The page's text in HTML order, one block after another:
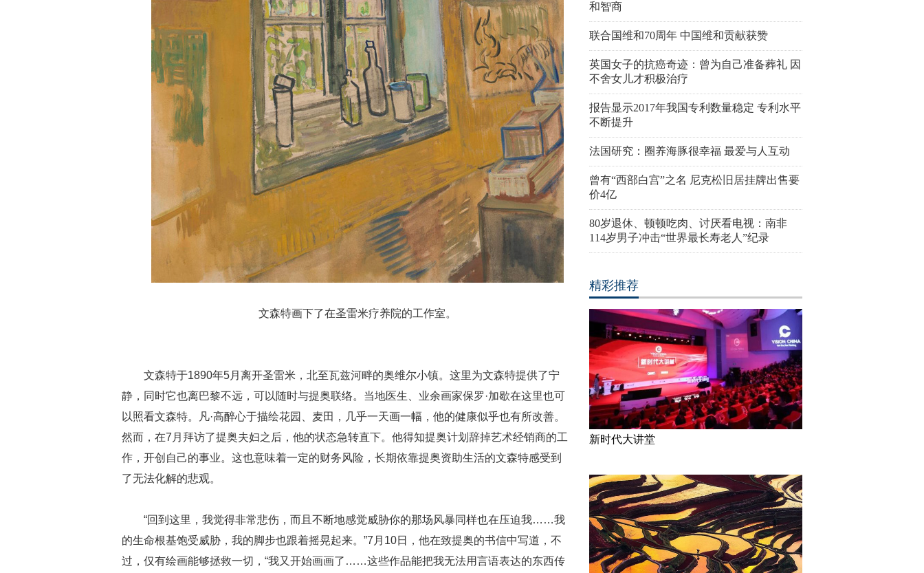
文森特画下了在圣雷米疗养院的工作室。
文森特于1890年5月离开圣雷米，北至瓦兹河畔的奥维尔小镇。这里为文森特提供了宁
静，同时它也离巴黎不远，可以随时与提奥联络。当地医生、业余画家保罗·加歇在这里也可
以照看文森特。凡·高醉心于描绘花园、麦田，几乎一天画一幅，他的健康似乎也有所改善。
然而，在7月拜访了提奥夫妇之后，他的状态急转直下。他得知提奥计划辞掉艺术经销商的工
作，开创自己的事业。这也意味着一定的财务风险，长期依靠提奥资助生活的文森特感受到
了无法化解的悲观。
“回到这里，我觉得非常悲伤，而且不断地感觉威胁你的那场风暴同样也在压迫我……我
的生命根基饱受威胁，我的脚步也跟着摇晃起来。”7月10日，他在致提奥的书信中写道，不
过，仅有绘画能够拯救一切，“我又开始画画了……这些作品能把我无法用言语表达的东西传
和智商
联合国维和70周年 中国维和贡献获赞
英国女子的抗癌奇迹：曾为自己准备葬礼 因
不舍女儿才积极治疗
报告显示2017年我国专利数量稳定 专利水平
不断提升
法国研究：圈养海豚很幸福 最爱与人互动
曾有“西部白宫”之名 尼克松旧居挂牌出售要
价4亿
80岁退休、顿顿吃肉、讨厌看电视：南非
114岁男子冲击“世界最长寿老人”纪录
精彩推荐
新时代大讲堂